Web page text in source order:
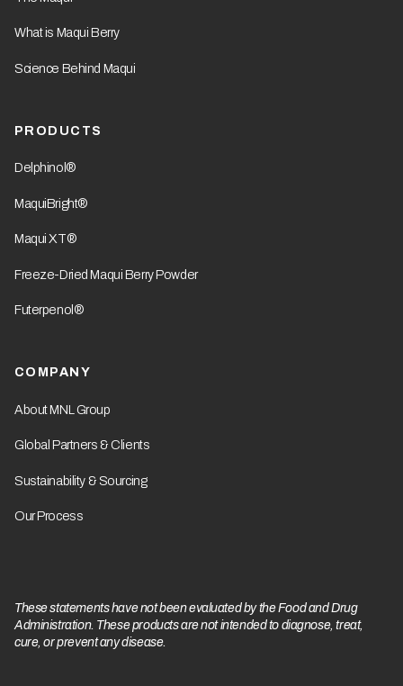
What is Maqui Berry
Science Behind Maqui
PRODUCTS
Delphinol®
MaquiBright®
Maqui XT®
Freeze-Dried Maqui Berry Powder
Futerpenol®
COMPANY
About MNL Group
Global Partners & Clients
Sustainability & Sourcing
Our Process
These statements have not been evaluated by the Food and Drug
Administration. These products are not intended to diagnose, treat,
cure, or prevent any disease.